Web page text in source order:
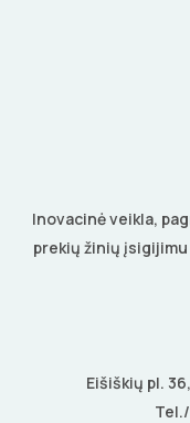
Inovacinė veikla,
prekių žinių
Eišiškių pl.